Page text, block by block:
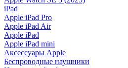
iPad
Apple iPad Pro
Apple iPad Air
Apple iPad
Apple iPad mini
Аксессуары Apple
Беспроводные наушники